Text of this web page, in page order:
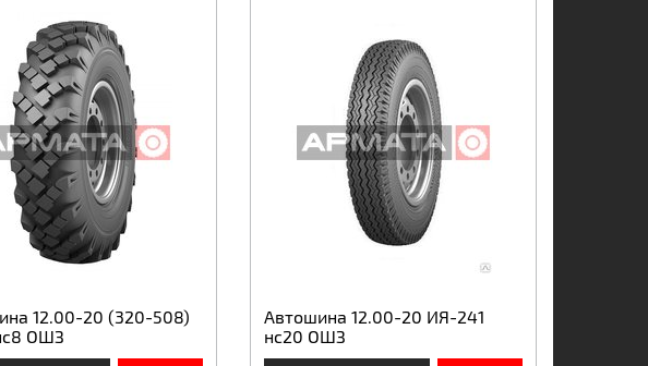
12.00-20 (320-508)
ОШЗ
Автошина 12.00-20 ИЯ-241
нс20 ОШЗ